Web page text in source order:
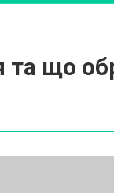
та що